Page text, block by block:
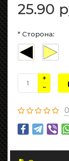
25.90
* Сторона: